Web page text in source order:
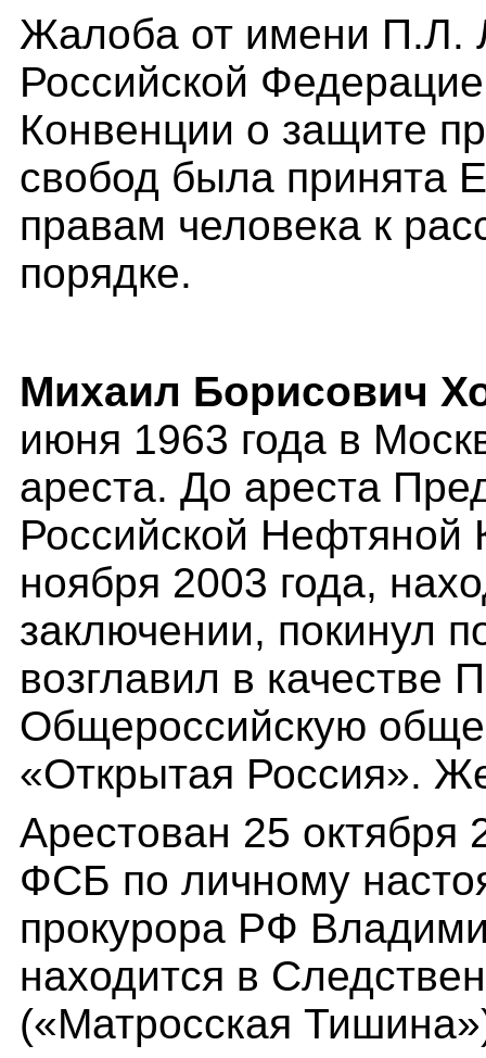
Жалоба от имени П.Л.
Российской
Конвенции о защите
свобод была принята
правам человека к
порядке.
Михаил Борисович
июня 1963 года в
ареста. До ареста
Российской
ноября 2003 года,
заключении, покинул
возглавил в качестве
Общероссийскую
«Открытая Россия».
Арестован 25 октября
ФСБ по личному
прокурора РФ
находится в
(«Матросская